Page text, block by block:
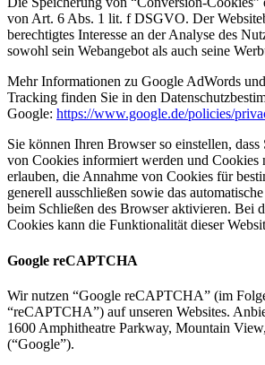
von Art. 6 Abs. 1 lit. f DSGVO. Der
berechtigtes Interesse an der Analyse des
sowohl sein Webangebot als auch seine
Mehr Informationen zu Google AdWords
Tracking finden Sie in den
Google: https://www.google.de/policies/
Sie können Ihren Browser so einstellen, dass
von Cookies informiert werden und Cookies
erlauben, die Annahme von Cookies für
generell ausschließen sowie das
beim Schließen des Browser aktivieren. Bei
Cookies kann die Funktionalität dieser
Google reCAPTCHA
Wir nutzen “Google reCAPTCHA” (im
“reCAPTCHA”) auf unseren Websites.
1600 Amphitheatre Parkway, Mountain
(“Google”).